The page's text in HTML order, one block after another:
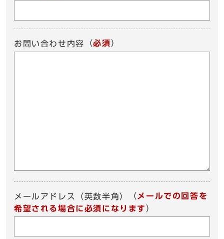
お問い合わせ内容 （必須）
メールアドレス（英数半角） （ メールでの回答を
希望される場合に必須になります ）